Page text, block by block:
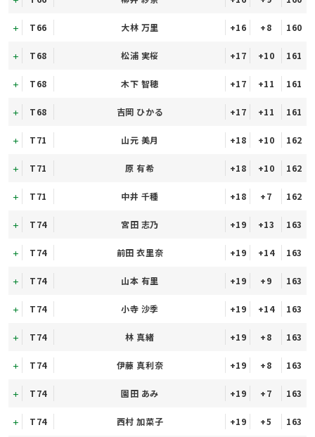
T66 大林 万里 +16 +8 160
T68 松浦 実桜 +17 +10 161
T68 木下 智穂 +17 +11 161
T68 吉岡 ひかる +17 +11 161
T71 山元 美月 +18 +10 162
T71 原 有希 +18 +10 162
T71 中井 千種 +18 +7 162
T74 宮田 志乃 +19 +13 163
T74 前田 衣里奈 +19 +14 163
T74 山本 有里 +19 +9 163
T74 小寺 沙季 +19 +14 163
T74 林 真緒 +19 +8 163
T74 伊藤 真利奈 +19 +8 163
T74 園田 あみ +19 +7 163
T74 西村 加菜子 +19 +5 163